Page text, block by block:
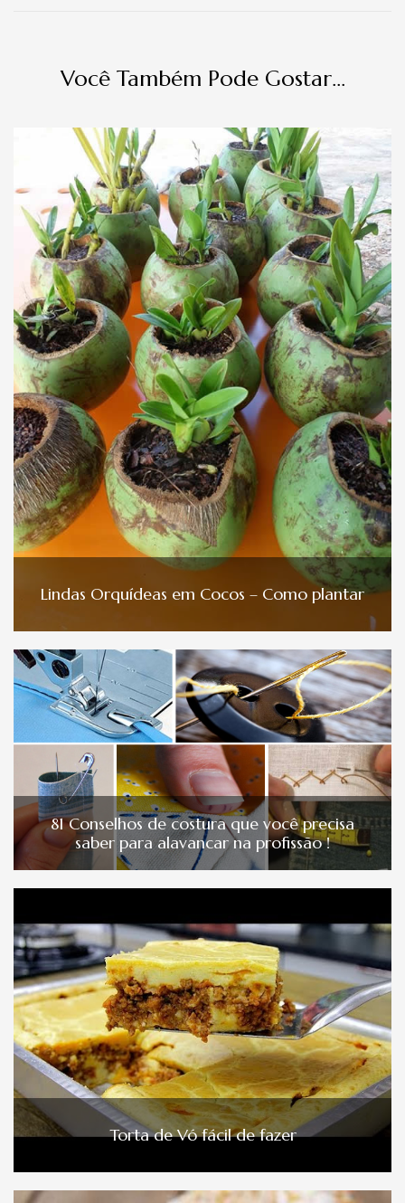
Você Também Pode Gostar...
Lindas Orquídeas em Cocos – Como plantar
81 Conselhos de costura que você precisa
saber para alavancar na profissão !
Torta de Vó fácil de fazer